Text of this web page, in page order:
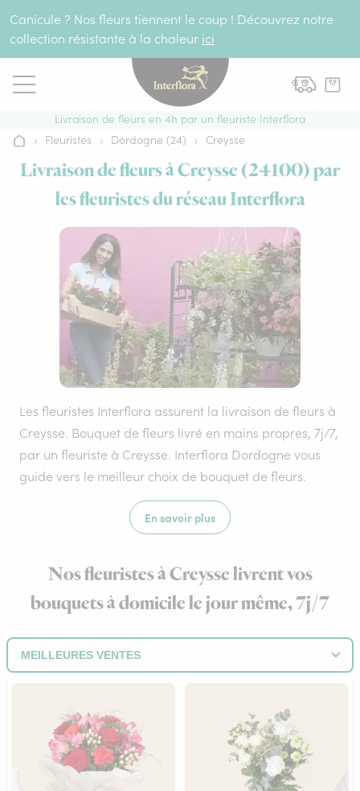
Canicule ? Nos fleurs tiennent le coup ! Découvrez notre
collection résistante à la chaleur ici
Livraison de fleurs en 4h par un fleuriste Interflora
Accueil
› Fleuristes › Dordogne (24) › Creysse
Livraison de fleurs à Creysse (24100) par
les fleuristes du réseau Interflora
Les fleuristes Interflora assurent la livraison de fleurs à
Creysse. Bouquet de fleurs livré en mains propres, 7j/7,
par un fleuriste à Creysse. Interflora Dordogne vous
guide vers le meilleur choix de bouquet de fleurs.
En savoir plus
Nos fleuristes à Creysse livrent vos
bouquets à domicile le jour même, 7j/7